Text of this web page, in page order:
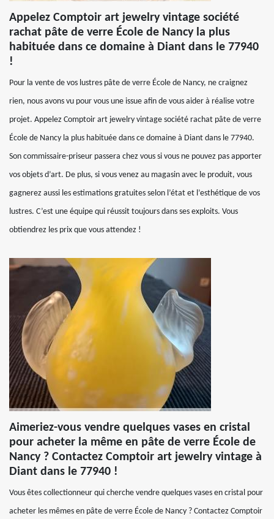
Appelez Comptoir art jewelry vintage société
rachat pâte de verre École de Nancy la plus
habituée dans ce domaine à Diant dans le 77940
!
Pour la vente de vos lustres pâte de verre École de Nancy, ne craignez
rien, nous avons vu pour vous une issue afin de vous aider à réalise votre
projet. Appelez Comptoir art jewelry vintage société rachat pâte de verre
École de Nancy la plus habituée dans ce domaine à Diant dans le 77940.
Son commissaire-priseur passera chez vous si vous ne pouvez pas apporter
vos objets d’art. De plus, si vous venez au magasin avec le produit, vous
gagnerez aussi les estimations gratuites selon l’état et l’esthétique de vos
lustres. C’est une équipe qui réussit toujours dans ses exploits. Vous
obtiendrez les prix que vous attendez !
Aimeriez-vous vendre quelques vases en cristal
pour acheter la même en pâte de verre École de
Nancy ? Contactez Comptoir art jewelry vintage à
Diant dans le 77940 !
Vous êtes collectionneur qui cherche vendre quelques vases en cristal pour
acheter les mêmes en pâte de verre École de Nancy ? Contactez Comptoir